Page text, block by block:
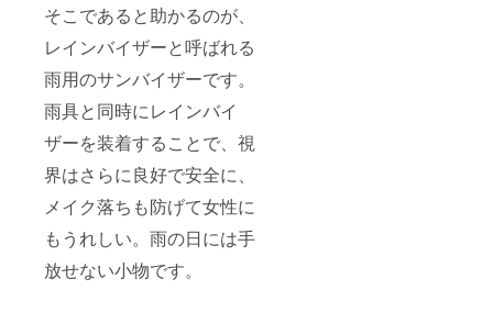
そこであると助かるのが、
レインバイザーと呼ばれる
雨用のサンバイザーです。
雨具と同時にレインバイ
ザーを装着することで、視
界はさらに良好で安全に、
メイク落ちも防げて女性に
もうれしい。雨の日には手
放せない小物です。